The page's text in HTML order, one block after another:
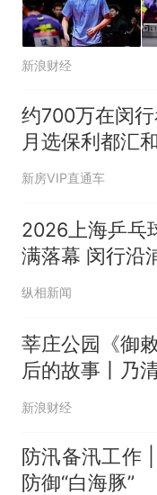
新浪财经
约700万在闵
月选保利都汇
新房VIP直通车
2026上海乒乓
满落幕 闵行沿
“玉兰星辉”奖杯
纵相新闻
莘庄公园《御
后的故事丨乃
新浪财经
防汛备汛工作
防御“白海豚”